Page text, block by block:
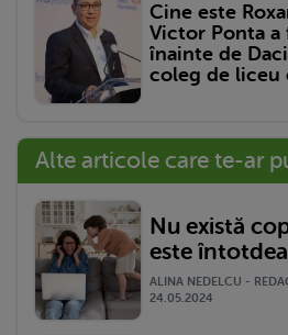
Cine este
Victor Ponta a
înainte de
coleg de liceu
Alte articole care te-ar
Nu există
este
ALINA NEDELCU -
24.05.2024